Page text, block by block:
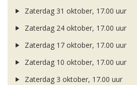
Zaterdag 31 oktober, 17.00 uur
Zaterdag 24 oktober, 17.00 uur
Zaterdag 17 oktober, 17.00 uur
Zaterdag 10 oktober, 17.00 uur
Zaterdag 3 oktober, 17.00 uur